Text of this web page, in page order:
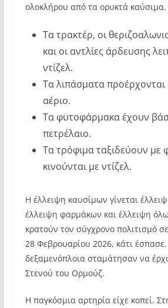
ολοκλήρου από τα ορυκτά καύσιμα.
Τα τρακτέρ, οι
και οι αντλίες άρδευσης
ντίζελ.
Τα λιπάσματα
αέριο.
Τα φυτοφάρμακα έχουν
πετρέλαιο.
Τα τρόφιμα ταξιδεύουν με
κινούνται με ντίζελ.
Η έλλειψη καυσίμων γίνεται
έλλειψη φαρμάκων και έλλειψη
κρατούν τον σύγχρονο πολιτισμό
28 Φεβρουαρίου 2026, κάτι
δεξαμενόπλοια σταμάτησαν να
Στενού του Ορμούζ.
Η παγκόσμια αρτηρία είχε κοπεί.